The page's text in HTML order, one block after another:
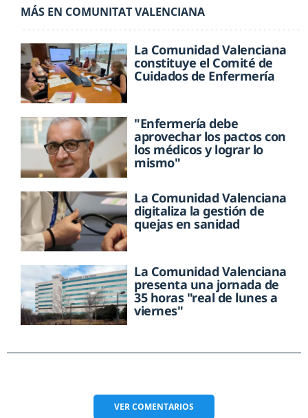
MÁS EN COMUNITAT VALENCIANA
La Comunidad Valenciana
constituye el Comité de
Cuidados de Enfermería
"Enfermería debe
aprovechar los pactos con
los médicos y lograr lo
mismo"
La Comunidad Valenciana
digitaliza la gestión de
quejas en sanidad
La Comunidad Valenciana
presenta una jornada de
35 horas "real de lunes a
viernes"
VERCOMENTARIOS